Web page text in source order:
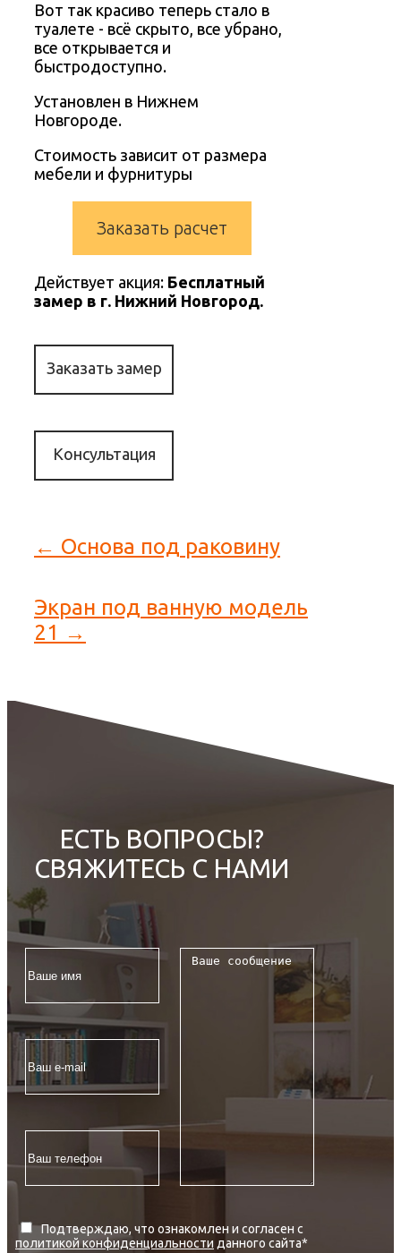
Вот так красиво теперь стало в
туалете - всё скрыто, все убрано,
все открывается и
быстродоступно.
Установлен в Нижнем
Новгороде.
Стоимость зависит от размера
мебели и фурнитуры
Заказать расчет
Действует акция: Бесплатный
замер в г. Нижний Новгород.
Заказать замер
Консультация
← Основа под раковину
Экран под ванную модель
21 →
ЕСТЬ ВОПРОСЫ?
СВЯЖИТЕСЬ С НАМИ
Подтверждаю, что ознакомлен и согласен с
политикой конфиденциальности данного сайта*